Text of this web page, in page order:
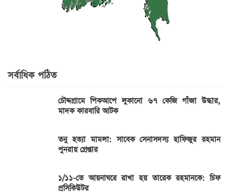
সর্বাধিক পঠিত
চৌদ্দগ্রামে পিকআপে লুকানো ৬৭ কেজি গাঁজা উদ্ধার,
মাদক কারবারি আটক
তনু হত্যা মামলা: সাবেক সেনাসদস্য হাফিজুর রহমান
পুনরায় গ্রেপ্তার
১/১১-তে আয়নাঘরে রাখা হয় তারেক রহমানকে: চিফ
প্রসিকিউটর